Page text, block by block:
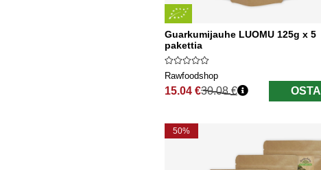
Guarkumijauhe LUOMU 125g x 5
pakettia
Rawfoodshop
15.04 €
Normaali hinta
30.08 € OSTA
50%